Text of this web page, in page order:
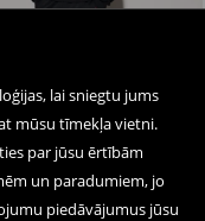
lai sniegtu jums
mūsu tīmekļa vietni.
par jūsu ērtībām
un paradumiem, jo
piedāvājumus jūsu
+ 2 krāsas